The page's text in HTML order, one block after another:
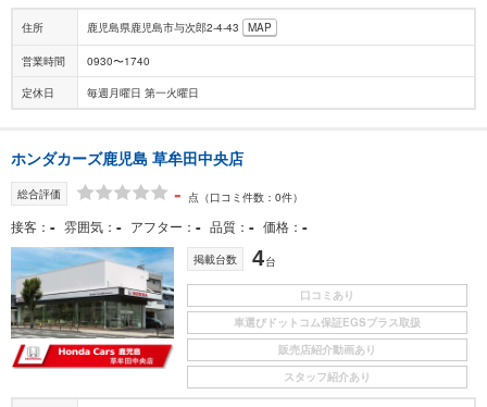
住所 鹿児島県鹿児島市与次郎2-4-43 MAP
営業時間 0930〜1740
定休日 毎週月曜日 第一火曜日
ホンダカーズ鹿児島 草牟田中央店
総合評価 - 点 （口コミ件数：0件）
接客 - 雰囲気 - アフター - 品質 - 価格 -
掲載台数 4台
口コミあり
車選びドットコム保証EGSプラス取扱
販売店紹介動画あり
スタッフ紹介あり